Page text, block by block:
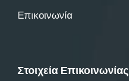
Επικοινωνία
Στοιχεία Επικοινωνίας